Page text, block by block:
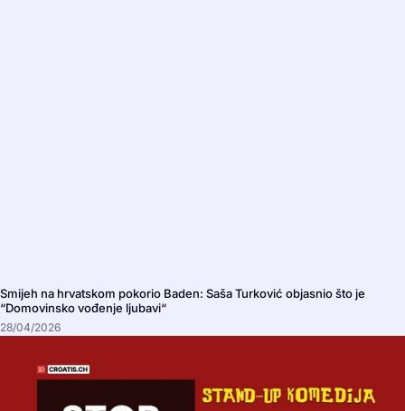
Smijeh na hrvatskom pokorio Baden: Saša Turković objasnio što je
“Domovinsko vođenje ljubavi“
28/04/2026